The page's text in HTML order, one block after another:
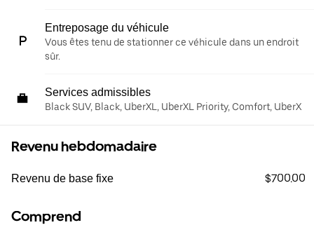
Entreposage du véhicule
Vous êtes tenu de stationner ce véhicule dans un endroit
sûr.
Services admissibles
Black SUV, Black, UberXL, UberXL Priority, Comfort, UberX
Revenu hebdomadaire
Revenu de base fixe $700.00
Comprend